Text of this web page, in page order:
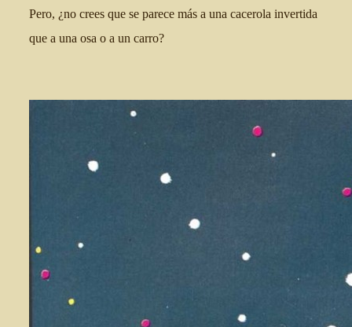
Pero, ¿no crees que se parece más a una cacerola invertida
que a una osa o a un carro?